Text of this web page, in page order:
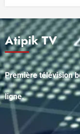
Atipik TV
Première télévision
ligne.